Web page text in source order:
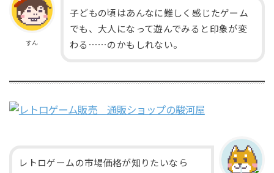
すん
子どもの頃はあんなに難しく感じたゲーム
でも、大人になって遊んでみると印象が変
わる⋯⋯のかもしれない。
レトロゲームの市場価格が知りたいなら